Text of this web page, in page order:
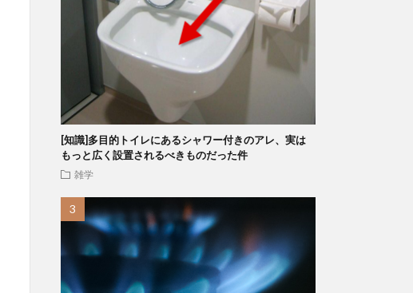
[知識]多目的トイレにあるシャワー付きのアレ、実は
もっと広く設置されるべきものだった件
雑学